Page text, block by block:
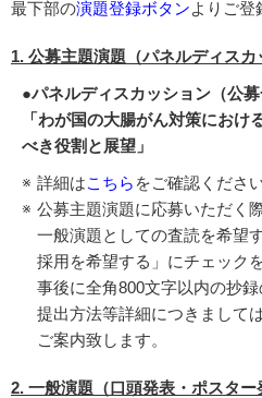
最下部の演題登録ボタンよりご登
1. 公募主題演題（パネルディスカ
●パネルディスカッション（公募
「わが国の大腸がん対策にお
べき役割と展望」
詳細はこちら をご確認ください
公募主題演題に応募いただく
一般演題としての査読を希望
採用を希望する」にチェック
事後に全角800文字以内の抄録
提出方法等詳細につきまして
ご案内致します。
2. 一般演題（口頭発表・ポスター